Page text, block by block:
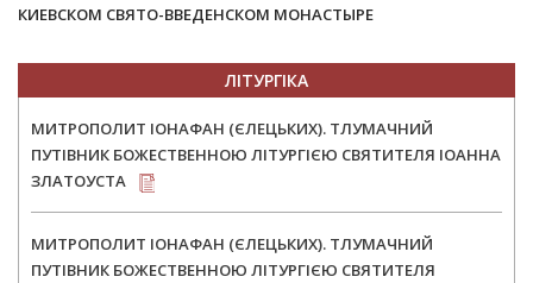
КИЕВСКОМ СВЯТО-ВВЕДЕНСКОМ МОНАСТЫРЕ
ЛІТУРГІКА
МИТРОПОЛИТ ІОНАФАН (ЄЛЕЦЬКИХ). ТЛУМАЧНИЙ
ПУТІВНИК БОЖЕСТВЕННОЮ ЛІТУРГІЄЮ СВЯТИТЕЛЯ ІОАННА
ЗЛАТОУСТА
МИТРОПОЛИТ ІОНАФАН (ЄЛЕЦЬКИХ). ТЛУМАЧНИЙ
ПУТІВНИК БОЖЕСТВЕННОЮ ЛІТУРГІЄЮ СВЯТИТЕЛЯ